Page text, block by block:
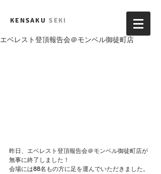
KENSAKUSEKI
エベレスト登頂報告会＠モンベル御徒町店
昨日、エベレスト登頂報告会＠モンベル御徒町店が
無事に終了しました！
会場には88名もの方に足を運んでいただきました。